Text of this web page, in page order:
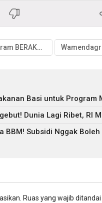
program BERAKSI Kemendagri
Basi untuk Program
Dunia Lagi Ribet, RI
BBM! Subsidi Nggak
Ruas yang wajib ditandai